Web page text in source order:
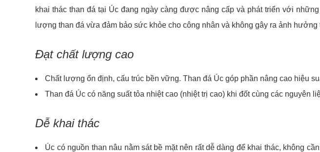
khai thác than đá tại Úc đang ngày càng được nâng cấp và phát triển với
lượng than đá vừa đảm bảo sức khỏe cho công nhân và không gây ra ảnh
Đạt chất lượng cao
Chất lượng ổn định, cấu trúc bền vững. Than đá Úc góp phần nâng cao hiệu
Than đá Úc có năng suất tỏa nhiệt cao (nhiệt trị cao) khi đốt cùng các
Dễ khai thác
Úc có nguồn than nâu nằm sát bề mặt nên rất dễ dàng để khai thác, không